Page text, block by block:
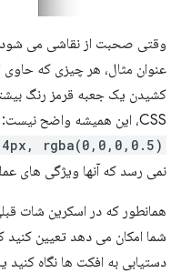
وقتی صحبت از نقاشی می شود،
عنوان مثال، هر چیزی که
کشیدن یک جعبه قرمز رنگ
CSS، این همیشه واضح نیست:
rgba(0,0,0,0.5);
نمی رسد که آنها ویژگی های
همانطور که در اسکرین شات
شما امکان می دهد تعیین کنید
دستیابی به افکت ها نگاه کنید